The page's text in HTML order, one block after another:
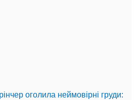
оголила неймовірні груди: